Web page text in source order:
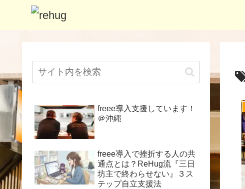
freee導入支援しています！
＠沖縄
freee導入で挫折する人の共
通点とは？ReHug流『三日
坊主で終わらせない』３ス
テップ自立支援法